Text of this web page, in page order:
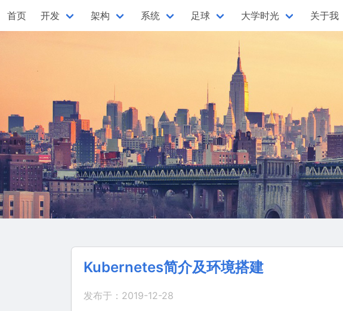
首页 开发 架构 系统 足球 大学时光 关于我
Kubernetes简介及环境搭建
发布于：2019-12-28